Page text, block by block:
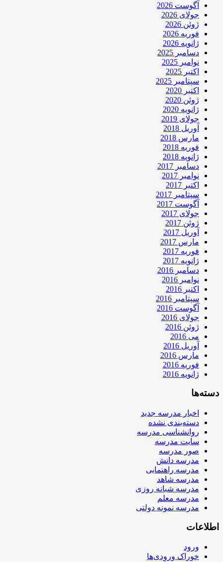
آگوست 2026
جولای 2026
ژوئن 2026
فوریه 2026
ژانویه 2026
دسامبر 2025
نوامبر 2025
اکتبر 2025
سپتامبر 2025
اکتبر 2020
ژوئن 2020
ژانویه 2020
جولای 2019
آوریل 2018
مارس 2018
فوریه 2018
ژانویه 2018
دسامبر 2017
نوامبر 2017
اکتبر 2017
سپتامبر 2017
آگوست 2017
جولای 2017
ژوئن 2017
آوریل 2017
مارس 2017
فوریه 2017
ژانویه 2017
دسامبر 2016
نوامبر 2016
اکتبر 2016
سپتامبر 2016
آگوست 2016
جولای 2016
ژوئن 2016
می 2016
آوریل 2016
مارس 2016
فوریه 2016
ژانویه 2016
دسته‌ها
اخبار مدرسه جدید
دسته‌بندی نشده
روانشناسی مدرسه
سایت مدرسه
صور مدرسه
مدرسه دانش
مدرسه راهنمایی
مدرسه شاهد
مدرسه شبانه روزی
مدرسه معلم
مدرسه نمونه دولتی
اطلاعات
ورود
خوراک ورودی‌ها